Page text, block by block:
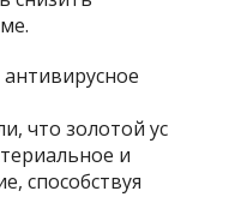
что золотой ус
и
способствуя